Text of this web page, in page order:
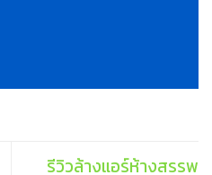
รีวิวล้างแอร์ห้างสรรพ